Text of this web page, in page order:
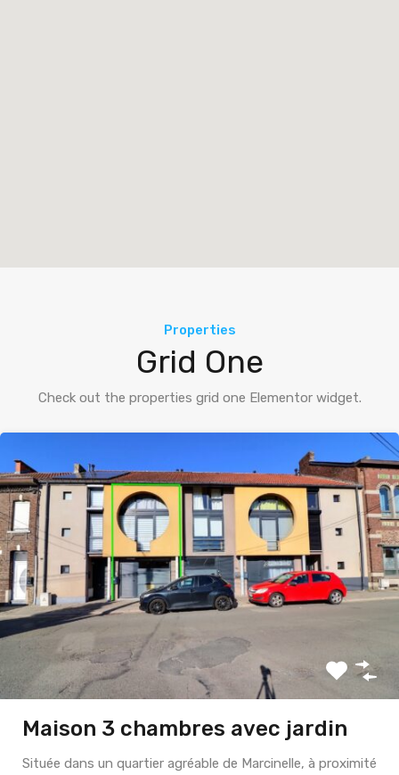
Properties
Grid One
Check out the properties grid one Elementor widget.
Maison 3 chambres avec jardin
Située dans un quartier agréable de Marcinelle, à proximité